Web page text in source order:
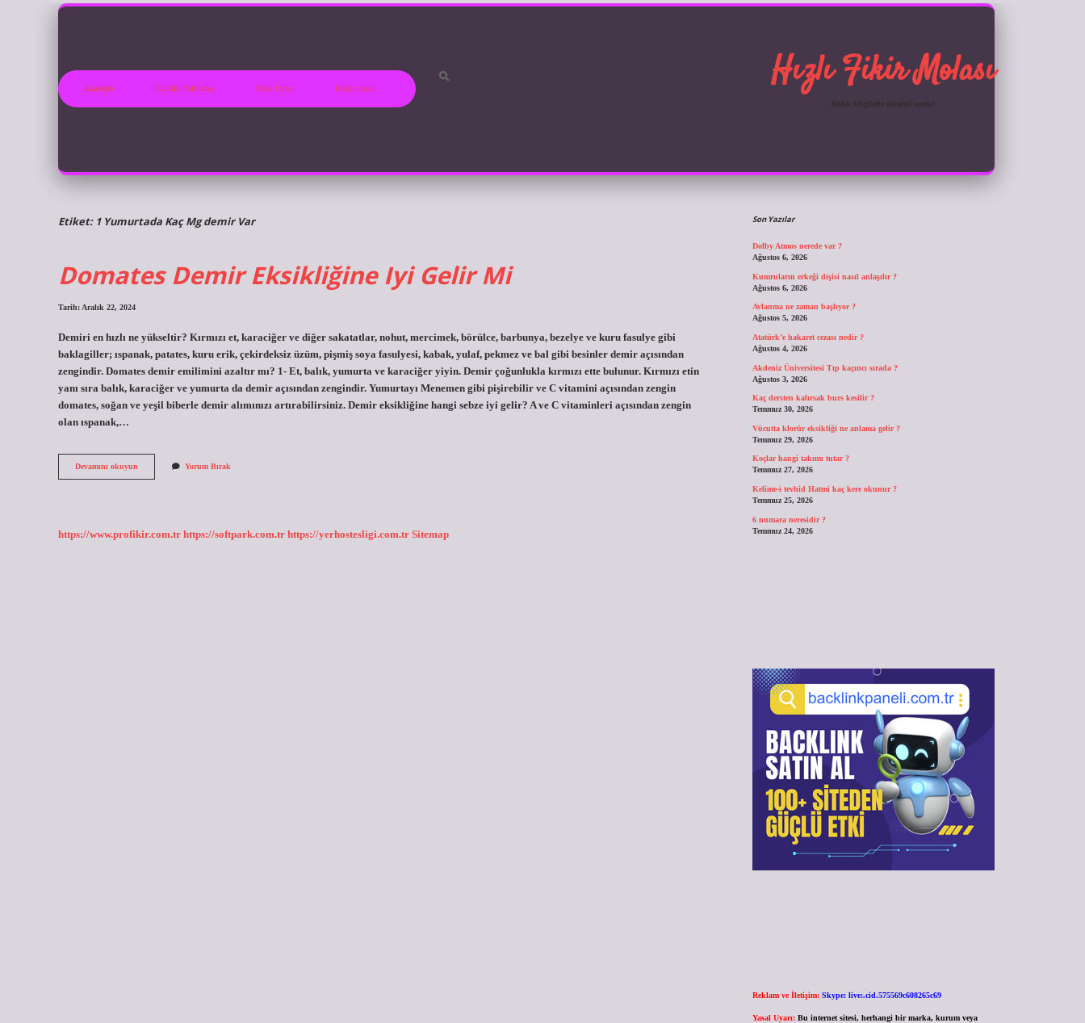
Anasayfa Gizlilik Politikası Yasal Uyarı Hakkımızda Hızlı Fikir Molası
Anlık bilgilerle zihnini tazele!
Etiket: 1 Yumurtada Kaç Mg demir Var
Domates Demir Eksikliğine Iyi Gelir Mi
Tarih: Aralık 22, 2024
Demiri en hızlı ne yükseltir? Kırmızı et, karaciğer ve diğer sakatatlar, nohut, mercimek, börülce, barbunya, bezelye ve kuru fasulye gibi
baklagiller; ıspanak, patates, kuru erik, çekirdeksiz üzüm, pişmiş soya fasulyesi, kabak, yulaf, pekmez ve bal gibi besinler demir açısından
zengindir. Domates demir emilimini azaltır mı? 1- Et, balık, yumurta ve karaciğer yiyin. Demir çoğunlukla kırmızı ette bulunur. Kırmızı etin
yanı sıra balık, karaciğer ve yumurta da demir açısından zengindir. Yumurtayı Menemen gibi pişirebilir ve C vitamini açısından zengin
domates, soğan ve yeşil biberle demir alımınızı artırabilirsiniz. Demir eksikliğine hangi sebze iyi gelir? A ve C vitaminleri açısından zengin
olan ıspanak,…
Devamını okuyun
Demir
Yorum Bırak
https://www.profikir.com.tr https://softpark.com.tr https://yerhostesligi.com.tr Sitemap
Sidebar
Son Yazılar
Dolby Atmos nerede var ?
Ağustos 6, 2026
Kumruların erkeği dişisi nasıl anlaşılır ?
Ağustos 6, 2026
Avlanma ne zaman başlıyor ?
Ağustos 5, 2026
Atatürk’e hakaret cezası nedir ?
Ağustos 4, 2026
Akdeniz Üniversitesi Tıp kaçıncı sırada ?
Ağustos 3, 2026
Kaç dersten kalırsak burs kesilir ?
Temmuz 30, 2026
Vücutta klorür eksikliği ne anlama gelir ?
Temmuz 29, 2026
Koçlar hangi takımı tutar ?
Temmuz 27, 2026
Kelime-i tevhid Hatmi kaç kere okunur ?
Temmuz 25, 2026
6 numara neresidir ?
Temmuz 24, 2026
Reklam ve İletişim: Skype: live:.cid.575569c608265c69
Yasal Uyarı: Bu internet sitesi, herhangi bir marka, kurum veya